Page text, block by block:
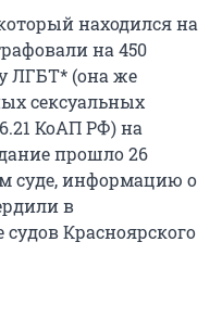
находился на
на 450
ЛГБТ* (она же
сексуальных
КоАП РФ) на
прошло 26
суде, информацию о
в
Красноярского